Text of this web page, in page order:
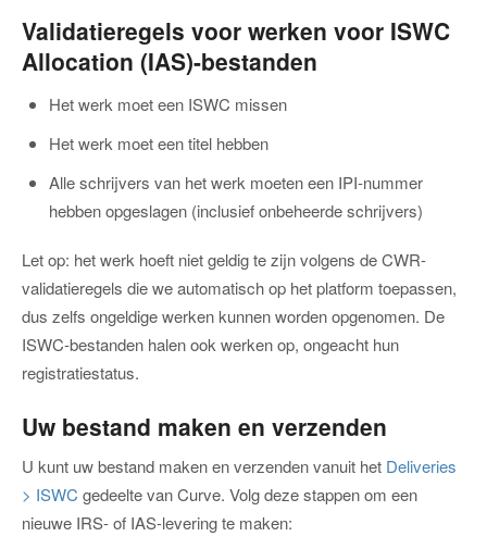
Validatieregels voor werken voor ISWC
Allocation (IAS)-bestanden
Het werk moet een ISWC missen
Het werk moet een titel hebben
Alle schrijvers van het werk moeten een IPI-nummer
hebben opgeslagen (inclusief onbeheerde schrijvers)
Let op: het werk hoeft niet geldig te zijn volgens de CWR-
validatieregels die we automatisch op het platform toepassen,
dus zelfs ongeldige werken kunnen worden opgenomen. De
ISWC-bestanden halen ook werken op, ongeacht hun
registratiestatus.
Uw bestand maken en verzenden
U kunt uw bestand maken en verzenden vanuit het Deliveries
> ISWC gedeelte van Curve. Volg deze stappen om een
nieuwe IRS- of IAS-levering te maken: